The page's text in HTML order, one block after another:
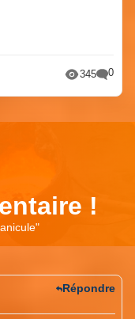
345 0
!
"
Répondre